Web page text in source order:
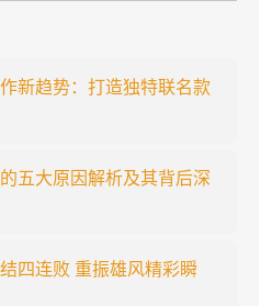
新趋势：打造独特联名款
五大原因解析及其背后深
四连败 重振雄风精彩瞬